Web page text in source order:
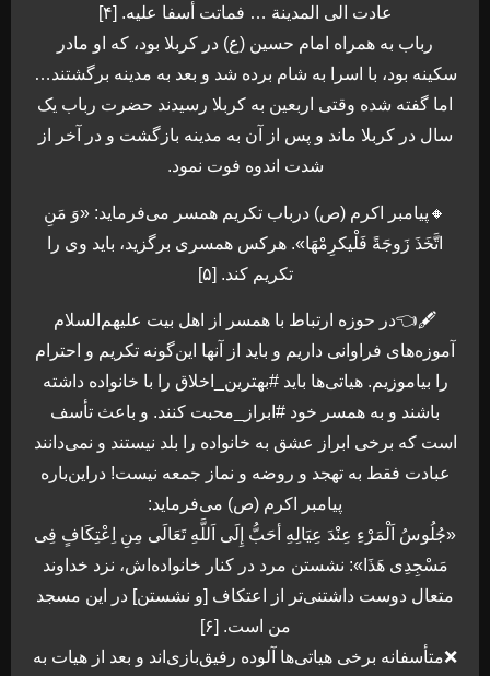
عادت الى المدينة … فماتت أسفا عليه. [۴]
رباب به همراه امام حسین (ع) در کربلا بود، که او مادر
سکینه بود، با اسرا به شام برده شد و بعد به مدینه برگشتند…
اما گفته شده وقتی اربعین به کربلا رسیدند حضرت رباب یک
سال در کربلا ماند و پس از آن به مدینه بازگشت و در آخر از
شدت اندوه فوت نمود.
🔸پیامبر اکرم (ص) درباب تکریم همسر می‌فرماید: «وَ مَنِ
اتَّخَذَ زَوجَةً فَلْیکرِمْهَا». هرکس همسری برگزید، باید وی را
تکریم کند. [۵]
🖋👈در حوزه ارتباط با همسر از اهل بیت علیهم‌السلام
آموزه‌های فراوانی داریم و باید از آنها این‌گونه تکریم و احترام
را بیاموزیم. هیاتی‌ها باید #بهترین_اخلاق را با خانواده داشته
باشند و به همسر خود #ابراز_محبت کنند. و باعث تأسف
است که برخی ابراز عشق به خانواده را بلد نیستند و نمی‌دانند
عبادت فقط به تهجد و روضه و نماز جمعه نیست! دراین‌باره
پیامبر اکرم (ص) می‌فرماید:
«جُلُوسُ اَلْمَرْءِ عِنْدَ عِیَالِهِ أحَبُّ إِلَى اَللَّهِ تَعَالَى مِنِ اِعْتِكَافٍ فِی
مَسْجِدِی هَذَا»: نشستن مرد در کنار خانواده‌اش، نزد خداوند
متعال دوست داشتنی‌تر از اعتکاف [و نشستن] در این مسجد
من است. [۶]
❌متأسفانه برخی هیاتی‌ها آلوده رفیق‌بازی‌اند و بعد از هیات به